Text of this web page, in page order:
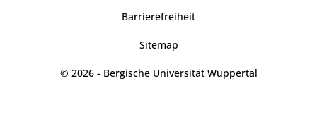
Barrierefreiheit
Sitemap
© 2026 - Bergische Universität Wuppertal